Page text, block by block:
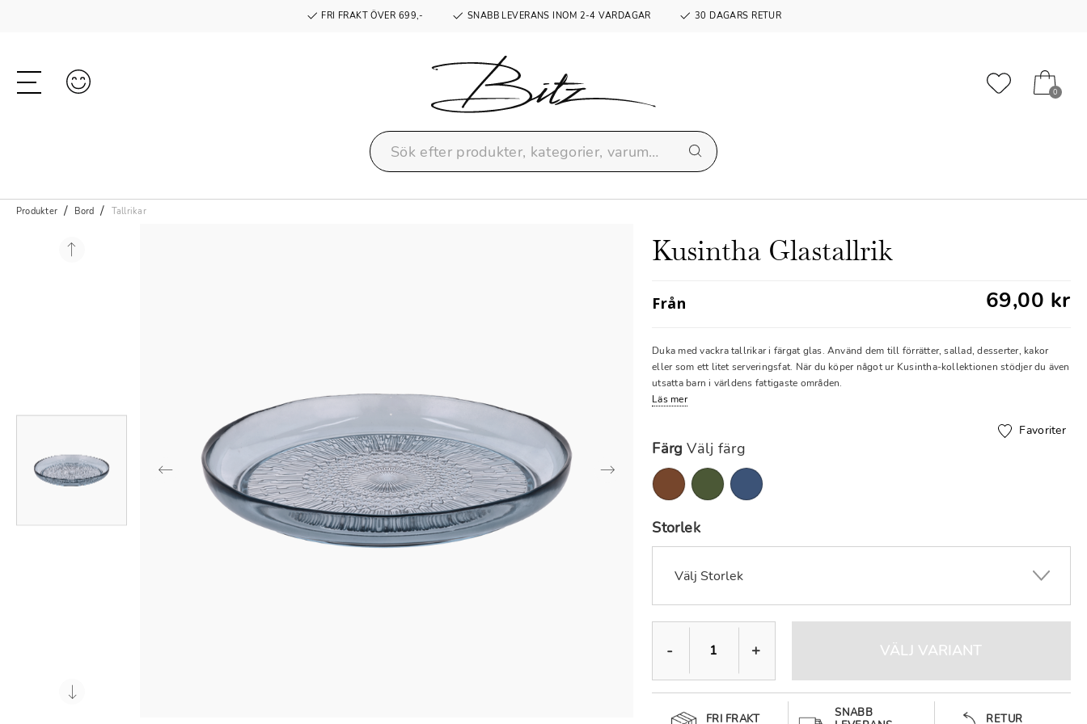
FRI FRAKT ÖVER 699,- SNABB LEVERANS INOM 2-4 VARDAGAR 30 DAGARS RETUR
0
Produkter Bord Tallrikar
Kusintha Glastallrik
Från 69,00 kr
Duka med vackra tallrikar i färgat glas. Använd dem till förrätter, sallad, desserter, kakor
eller som ett litet serveringsfat. När du köper något ur Kusintha-kollektionen stödjer du även
utsatta barn i världens fattigaste områden.
Läs mer
Favoriter
Färg Välj färg
Storlek
Välj Storlek
- + VÄLJ VARIANT
FRI FRAKT
SNABB
RETUR